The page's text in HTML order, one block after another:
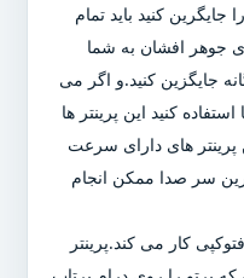
جایگرین کنید باید تمام
جوهر افشان به شما
جایگزین کنید.و اگر می
کنید این پرینتر ها
پرینتر های دارای سرعت
سر صدا ممکن انجام
کار می کند.پرینتر